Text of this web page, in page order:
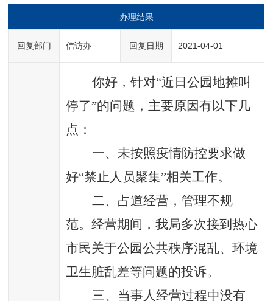
办理结果
回复部门 信访办 回复日期 2021-04-01
你好，针对“近日公园地摊叫
停了”的问题，主要原因有以下几
点：
一、未按照疫情防控要求做
好“禁止人员聚集”相关工作。
二、占道经营，管理不规
范。经营期间，我局多次接到热心
市民关于公园公共秩序混乱、环境
卫生脏乱差等问题的投诉。
三、当事人经营过程中没有